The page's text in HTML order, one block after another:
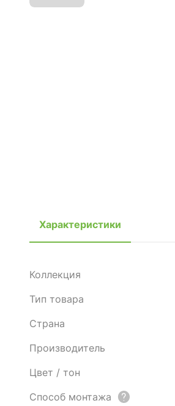
Характеристики
Коллекция
Тип товара
Страна
Производитель
Цвет / тон
Способ монтажа